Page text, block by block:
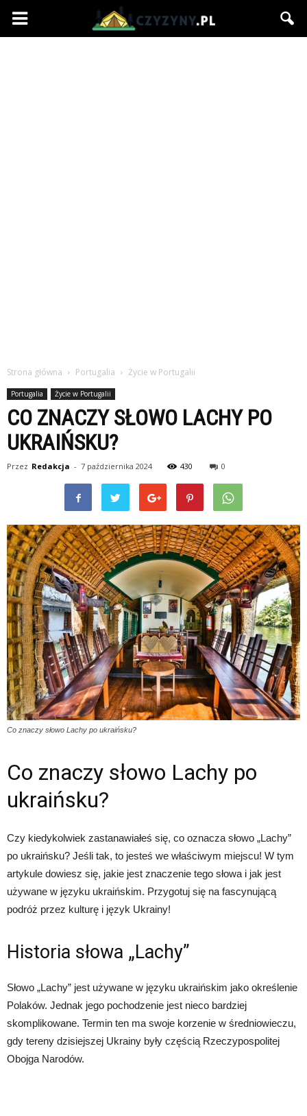
Czyzyny.pl
Strona główna Portugalia Życie w Portugalii
Portugalia Życie w Portugalii
CO ZNACZY SŁOWO LACHY PO
UKRAIŃSKU?
Przez Redakcja - 7 października 2024 430 0
Co znaczy słowo Lachy po ukraińsku?
Co znaczy słowo Lachy po
ukraińsku?
Czy kiedykolwiek zastanawiałeś się, co oznacza słowo „Lachy”
po ukraińsku? Jeśli tak, to jesteś we właściwym miejscu! W tym
artykule dowiesz się, jakie jest znaczenie tego słowa i jak jest
używane w języku ukraińskim. Przygotuj się na fascynującą
podróż przez kulturę i język Ukrainy!
Historia słowa „Lachy”
Słowo „Lachy” jest używane w języku ukraińskim jako określenie
Polaków. Jednak jego pochodzenie jest nieco bardziej
skomplikowane. Termin ten ma swoje korzenie w średniowieczu,
gdy tereny dzisiejszej Ukrainy były częścią Rzeczypospolitej
Obojga Narodów.